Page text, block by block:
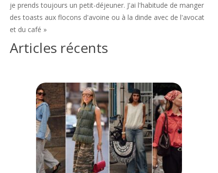
je prends toujours un petit-déjeuner. J'ai l'habitude de manger
des toasts aux flocons d'avoine ou à la dinde avec de l'avocat
et du café »
Articles récents